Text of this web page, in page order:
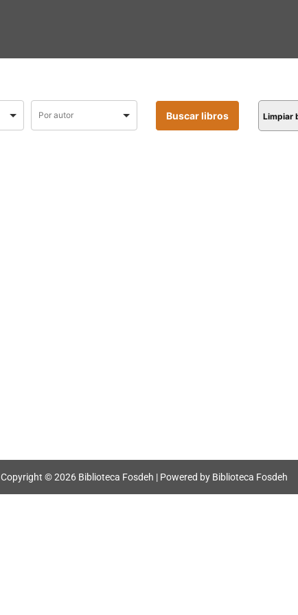
Limpiar
Copyright © 2026 Biblioteca Fosdeh | Powered by Biblioteca Fosdeh